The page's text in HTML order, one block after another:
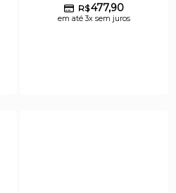
R$477,90
em até 3x sem juros